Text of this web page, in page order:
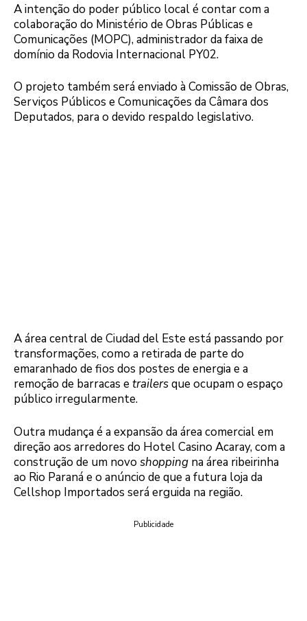
A intenção do poder público local é contar com a
colaboração do Ministério de Obras Públicas e
Comunicações (MOPC), administrador da faixa de
domínio da Rodovia Internacional PY02.
O projeto também será enviado à Comissão de Obras,
Serviços Públicos e Comunicações da Câmara dos
Deputados, para o devido respaldo legislativo.
A área central de Ciudad del Este está passando por
transformações, como a retirada de parte do
emaranhado de fios dos postes de energia e a
remoção de barracas e trailersque ocupam o espaço
público irregularmente.
Outra mudança é a expansão da área comercial em
direção aos arredores do Hotel Casino Acaray, com a
construção de um novo shopping na área ribeirinha
ao Rio Paraná e o anúncio de que a futura loja da
Cellshop Importados será erguida na região.
Publicidade